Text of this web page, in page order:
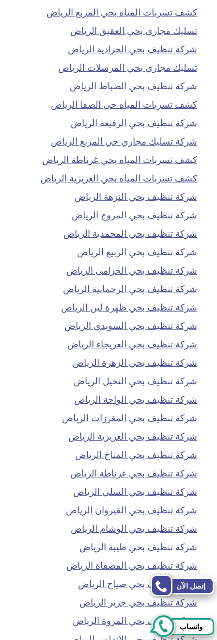
كشف تسربات المياه بحي المربع الرياض
تسليك مجاري بحي العقيق الرياض
شركة تنظيف بحي الجرادية الرياض
تسليك مجاري بحي المرسلات الرياض
شركة تنظيف بحي الضباط الرياض
كشف تسربات المياه حي الصفا الرياض
شركة تنظيف بحي الرفيعة الرياض
شركة تسليك مجاري حي المربع الرياض
كشف تسربات المياه بحي غرناطة الرياض
كشف تسربات المياه بحي العزيزية الرياض
شركة تنظيف بحي النزهة الرياض
شركة تنظيف بحي المروج الرياض
شركة تنظيف بحي المحمدية الرياض
شركة تنظيف بحي الربيع الرياض
شركة تنظيف بحي الخزامي الرياض
شركة تنظيف بحي الرحمانية الرياض
شركة تنظيف بحي ظهرة لبن الرياض
شركة تنظيف بحي السويدي الرياض
شركة تنظيف بحي العريجاء الرياض
شركة تنظيف بحي الزهرة الرياض
شركة تنظيف بحي النخيل الرياض
شركة تنظيف بحي الواحة الرياض
شركة تنظيف بحي المغرزات الرياض
شركة تنظيف بحي العزيزية الرياض
شركة تنظيف بحي المناخ الرياض
شركة تنظيف بحي غرناطة الرياض
شركة تنظيف بحي السلي الرياض
شركة تنظيف بحي القيروان الرياض
شركة تنظيف بحي الوشام الرياض
شركة تنظيف بحي طيبة الرياض
شركة تنظيف بحي المصفاة الرياض
شركة تنظيف بحي صياح الرياض
شركة تنظيف بحي جرير الرياض
شركة تنظيف بحي المروة الرياض
إتصل الآن
واتساب